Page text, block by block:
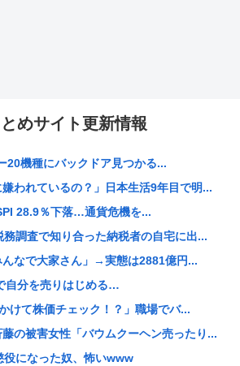
めサイト更新情報
機種にバックドア見つかる...
嫌われているの？」日本生活9年目で明...
28.9％下落…通貨危機を...
務調査で知り合った納税者の自宅に出...
なで大家さん」→実態は2881億円...
自分を売りはじめる…
けて株価チェック！？」職場でバ...
藤の被害女性「バウムクーヘン売ったり...
役になった奴、怖いwww